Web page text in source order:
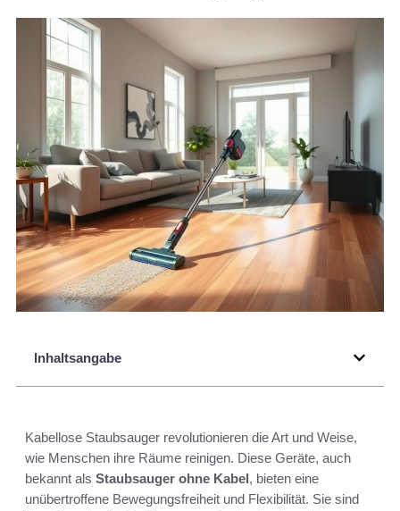
Inhaltsangabe
Kabellose Staubsauger revolutionieren die Art und Weise,
wie Menschen ihre Räume reinigen. Diese Geräte, auch
bekannt als Staubsauger ohne Kabel, bieten eine
unübertroffene Bewegungsfreiheit und Flexibilität. Sie sind